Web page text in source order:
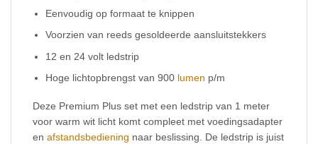
Eenvoudig op formaat te knippen
Voorzien van reeds gesoldeerde aansluitstekkers
12 en 24 volt ledstrip
Hoge lichtopbrengst van 900 lumen p/m
Deze Premium Plus set met een ledstrip van 1 meter
voor warm wit licht komt compleet met voedingsadapter
en afstandsbediening naar beslissing. De ledstrip is juist